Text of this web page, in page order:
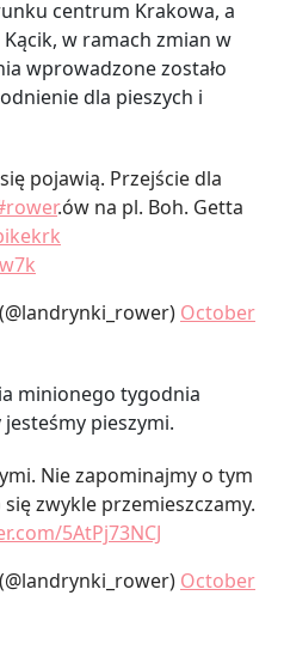
centrum Krakowa, a
w ramach zmian w
wprowadzone zostało
dla pieszych i
pojawią. Przejście dla
.ów na pl. Boh. Getta
October
minionego tygodnia
pieszymi.
Nie zapominajmy o tym
zwykle przemieszczamy.
5AtPj73NCJ
October